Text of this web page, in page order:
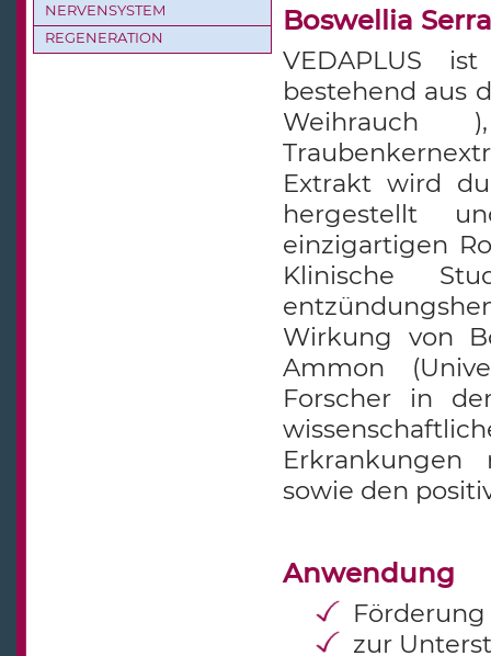
Boswellia
VEDAPLUS
bestehend aus
Weihrauch
Extrakt wird
hergestellt
einzigartigen
Klinische
Wirkung von
Ammon
Forscher in
Erkrankungen
sowie den
Anwendung
zur
NERVENSYSTEM
REGENERATION